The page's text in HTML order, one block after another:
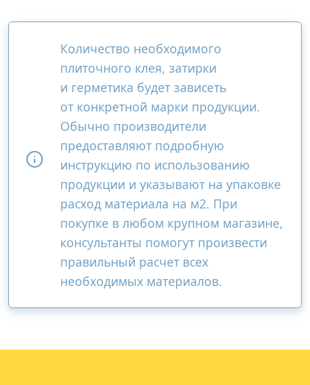
Количество необходимого
плиточного клея, затирки
и герметика будет зависеть
от конкретной марки продукции.
Обычно производители
предоставляют подробную
инструкцию по использованию
продукции и указывают на упаковке
расход материала на м2. При
покупке в любом крупном магазине,
консультанты помогут произвести
правильный расчет всех
необходимых материалов.